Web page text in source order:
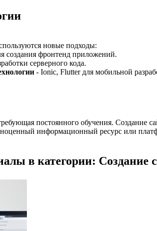
новые подходы:
создания фронтенд приложений.
серверного кода.
- Ionic, Flutter для мобильной
постоянного обучения. Создание
информационный ресурс или
в категории: Создание